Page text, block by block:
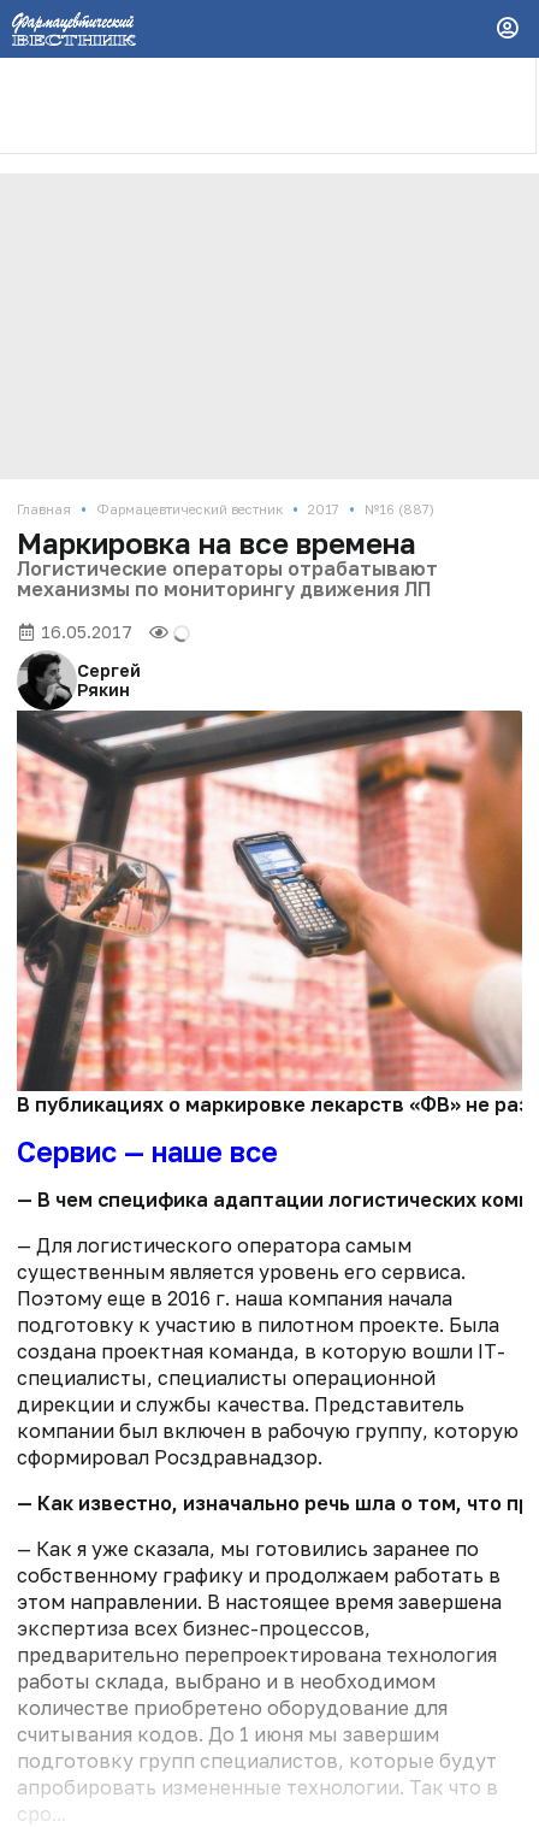
Главная • Фармацевтический вестник • 2017 • №16 (887)
Маркировка на все времена
Логистические операторы отрабатывают
механизмы по мониторингу движения ЛП
16.05.2017
Сергей
Рякин
В публикациях о маркировке лекарств «ФВ» не
Сервис — наше все
— В чем специфика адаптации логистических
— Для логистического оператора самым
существенным является уровень его сервиса.
Поэтому еще в 2016 г. наша компания начала
подготовку к участию в пилотном проекте. Была
создана проектная команда, в которую вошли IT-
специалисты, специалисты операционной
дирекции и службы качества. Представитель
компании был включен в рабочую группу, которую
сформировал Росздравнадзор.
— Как известно, изначально речь шла о том, что
— Как я уже сказала, мы готовились заранее по
собственному графику и продолжаем работать в
этом направлении. В настоящее время завершена
экспертиза всех бизнес-процессов,
предварительно перепроектирована технология
работы склада, выбрано и в необходимом
количестве приобретено оборудование для
считывания кодов. До 1 июня мы завершим
подготовку групп специалистов, которые будут
апробировать измененные технологии. Так что в
сро...